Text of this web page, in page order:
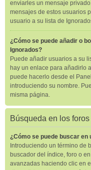
enviarles un mensaje
mensajes de estos usuarios
usuario a su lista de
¿Cómo se puede añadir o
Ignorados?
Puede añadir usuarios a su
hay un enlace para añadirlo
puede hacerlo desde el
introduciendo su nombre.
misma página.
Búsqueda en los foros
¿Cómo se puede buscar en
Introduciendo un término de
buscador del índice, foro o
avanzadas haciendo clic en